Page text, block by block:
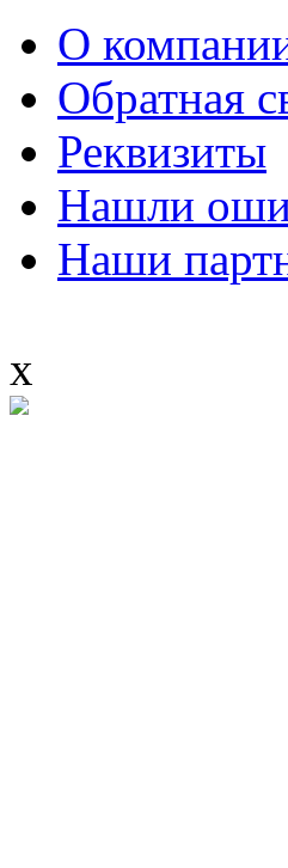
О
Обратная
Реквизиты
Нашли
Наши
x